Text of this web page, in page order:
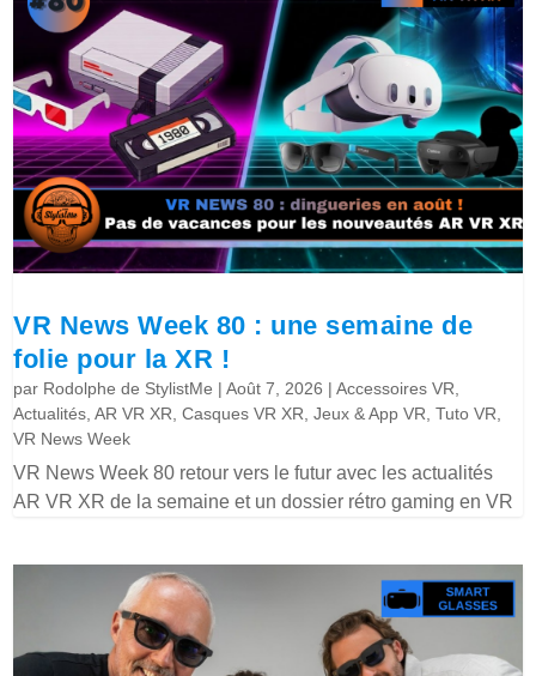
VR News Week 80 : une semaine de
folie pour la XR !
par Rodolphe de StylistMe |Août 7, 2026 |Accessoires VR
Actualités ,AR VR XR ,Casques VR XR ,Jeux & App VR ,Tuto VR
VR News Week
VR News Week 80 retour vers le futur avec les actualités
AR VR XR de la semaine et un dossier rétro gaming en VR